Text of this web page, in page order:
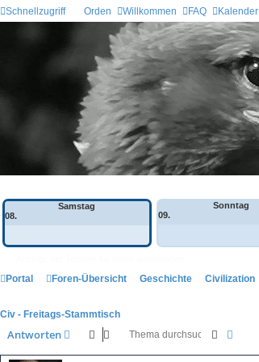
Schnellzugriff Orden Willkommen FAQ Kalender
Samstag
08.
Sonntag
09.
Portal Foren-Übersicht Geschichte Civilization
Civ - Freitags-Stammtisch
Antworten Suche